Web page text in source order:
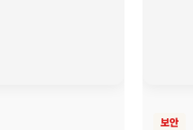
보안